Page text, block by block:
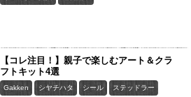
【コレ注目！】親子で楽しむアート＆クラ
フトキット4選
Gakken シヤチハタ シール ステッドラー